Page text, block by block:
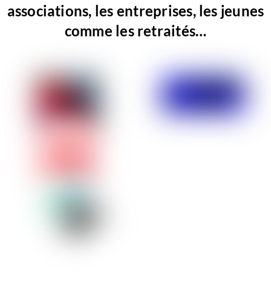
associations, les entreprises, les jeunes
comme les retraités…